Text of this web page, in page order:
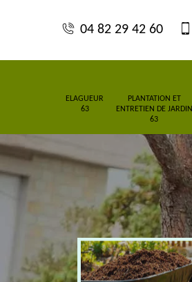
04 82 29 42 60
ELAGUEUR
63
PLANTATION ET
ENTRETIEN DE JARDIN
63